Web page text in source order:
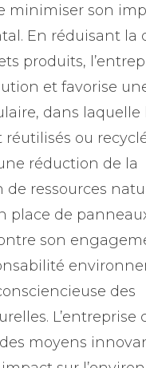
minimiser son
En réduisant la
produits,
et favorise
dans laquelle
ou
réduction de la
ressources
place de
son
des
L’entreprise
moyens